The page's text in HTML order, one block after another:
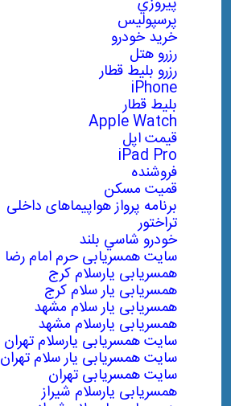
پرسپولیس
خريد خودرو
رزرو هتل
رزرو بليط قطار
iPhone
بليط قطار
Apple Watch
قیمت اپل
iPad Pro
فروشنده
قمیت مسکن
برنامه پرواز هواپیماهای داخلی
تراختور
خودرو شاسي بلند
سایت همسریابی حرم امام رضا
همسریابی یارسلام کرج
همسریابی یار سلام کرج
همسریابی یار سلام مشهد
همسریابی یارسلام مشهد
سایت همسریابی یارسلام تهران
سایت همسریابی یار سلام تهران
سایت همسریابی تهران
همسریابی یارسلام شیراز